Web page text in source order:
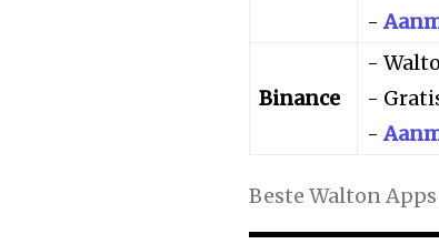
-
Binance
-
-
-
Beste Walton